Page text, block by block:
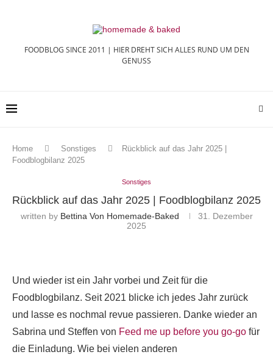
FOODBLOG SINCE 2011 | HIER DREHT SICH ALLES RUND UM DEN
GENUSS
Home Sonstiges
Rückblick auf das Jahr 2025 |
Foodblogbilanz 2025
Sonstiges
Rückblick auf das Jahr 2025 | Foodblogbilanz 2025
written by Bettina Von Homemade-Baked
31. Dezember
2025
Und wieder ist ein Jahr vorbei und Zeit für die
Foodblogbilanz. Seit 2021 blicke ich jedes Jahr zurück
und lasse es nochmal revue passieren. Danke wieder an
Sabrina und Steffen von Feed me up before you go-go für
die Einladung. Wie bei vielen anderen